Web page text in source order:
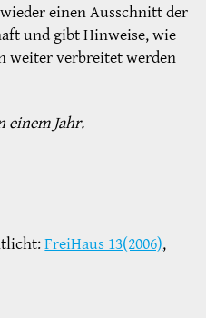
einen Ausschnitt der
und gibt Hinweise, wie
weiter verbreitet werden
einem Jahr.
FreiHaus 13(2006),